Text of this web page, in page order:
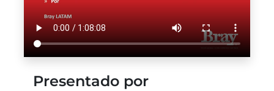
Presentado por